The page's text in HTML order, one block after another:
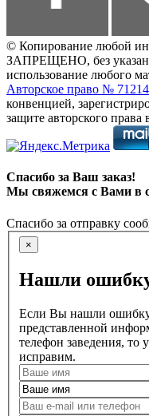
© Копирование любой
ЗАПРЕЩЕНО, без
использование любого
Авторское право №
конвенцией,
защите авторского
Спасибо за Ваш заказ!
Мы свяжемся с Вами в
Спасибо за отправку
×
Нашли
Если Вы нашли ошибку
представленной
телефон заведения,
исправим.